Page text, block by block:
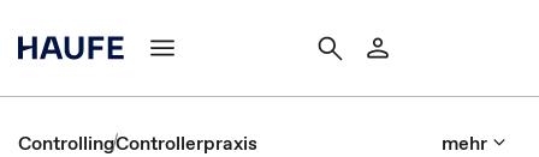
ControllingControllerpraxis mehr